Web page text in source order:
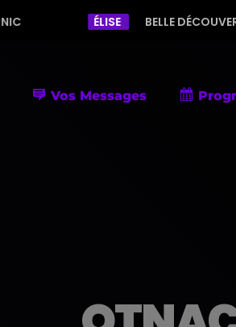
ÉLISE BELLE DÉCOUVERTE DE
Vos Messages